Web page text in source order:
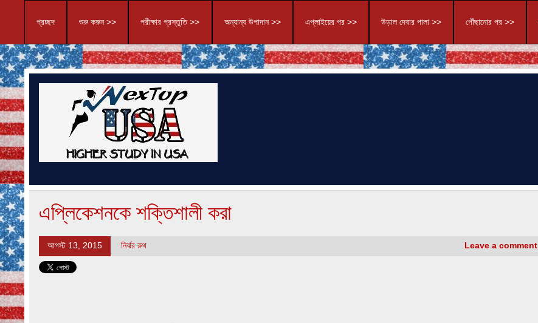
প্রচ্ছদ শুরু করুন >> পরীক্ষার প্রস্তুতি >> অন্যান্য উপাদান >> এপ্লাইয়ের পর >> উড়াল দেবার পালা >> পৌঁছানোর পর >>
এপ্লিকেশনকে শক্তিশালী করা
আগস্ট 13, 2015 নির্ঝর রুথ Leave a comment